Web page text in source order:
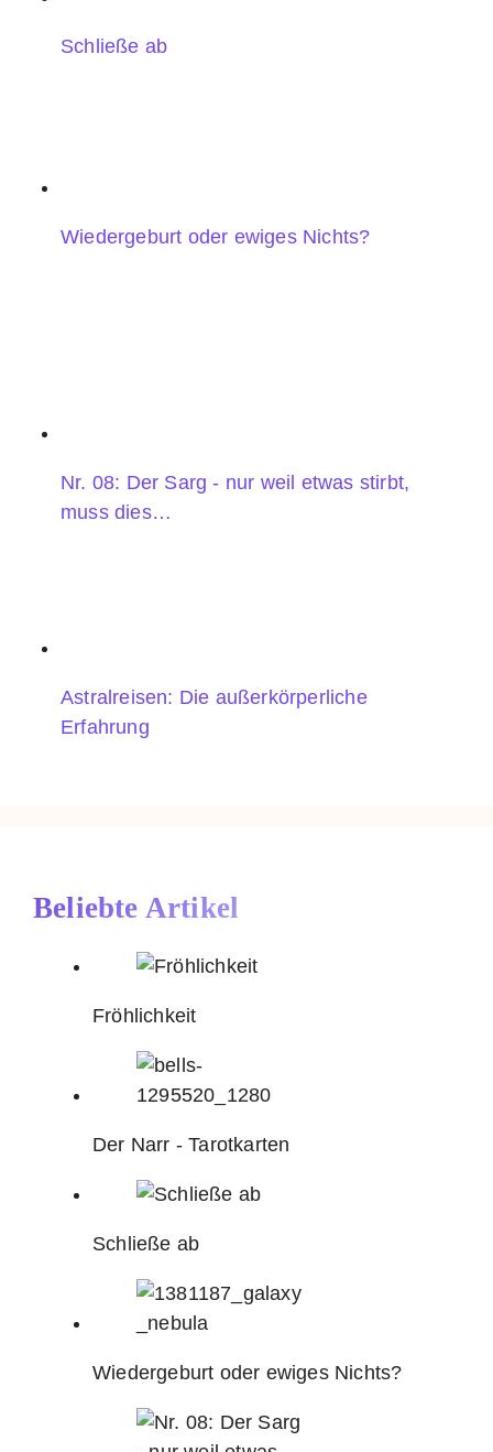
Schließe ab
Wiedergeburt oder ewiges Nichts?
Nr. 08: Der Sarg - nur weil etwas stirbt,
muss dies…
Astralreisen: Die außerkörperliche
Erfahrung
Beliebte Artikel
Fröhlichkeit
Der Narr - Tarotkarten
Schließe ab
Wiedergeburt oder ewiges Nichts?